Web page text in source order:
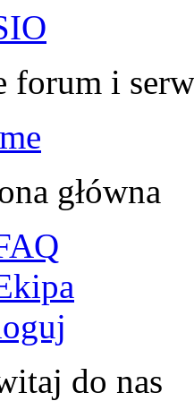
forum i
główna
do nas